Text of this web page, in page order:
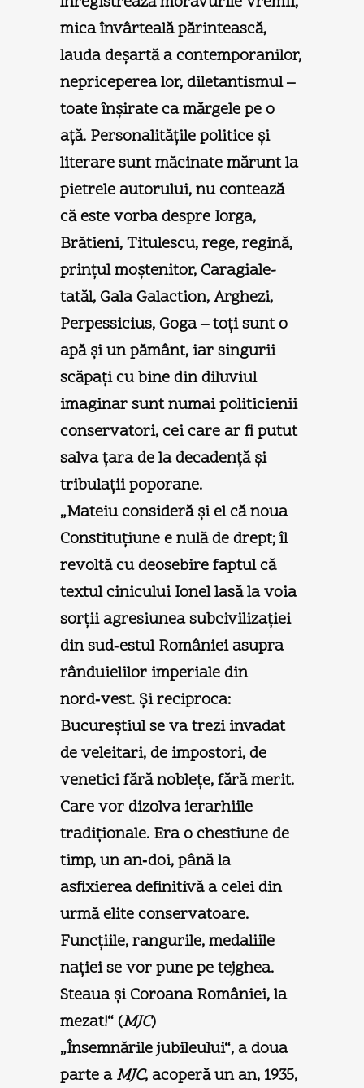
mica învârteală părintească,
lauda deşartă a contemporanilor,
nepriceperea lor, diletantismul –
toate înşirate ca mărgele pe o
aţă. Personalităţile politice şi
literare sunt măcinate mărunt la
pietrele autorului, nu contează
că este vorba despre Iorga,
Brătieni, Titulescu, rege, regină,
prinţul moştenitor, Caragiale-
tatăl, Gala Galaction, Arghezi,
Perpessicius, Goga – toţi sunt o
apă şi un pământ, iar singurii
scăpaţi cu bine din diluviul
imaginar sunt numai politicienii
conservatori, cei care ar fi putut
salva ţara de la decadenţă şi
tribulaţii poporane.
„Mateiu consideră şi el că noua
Constituţiune e nulă de drept; îl
revoltă cu deosebire faptul că
textul cinicului Ionel lasă la voia
sorţii agresiunea subcivilizaţiei
din sud‑estul României asupra
rânduielilor imperiale din
nord‑vest. Şi reciproca:
Bucureştiul se va trezi invadat
de veleitari, de impostori, de
venetici fără nobleţe, fără merit.
Care vor dizolva ierarhiile
tradiţionale. Era o chestiune de
timp, un an‑doi, până la
asfixierea definitivă a celei din
urmă elite conservatoare.
Funcţiile, rangurile, medaliile
naţiei se vor pune pe tejghea.
Steaua şi Coroana României, la
mezat!“ (MJC)
„Însemnările jubileului“, a doua
parte aMJC, acoperă un an, 1935,